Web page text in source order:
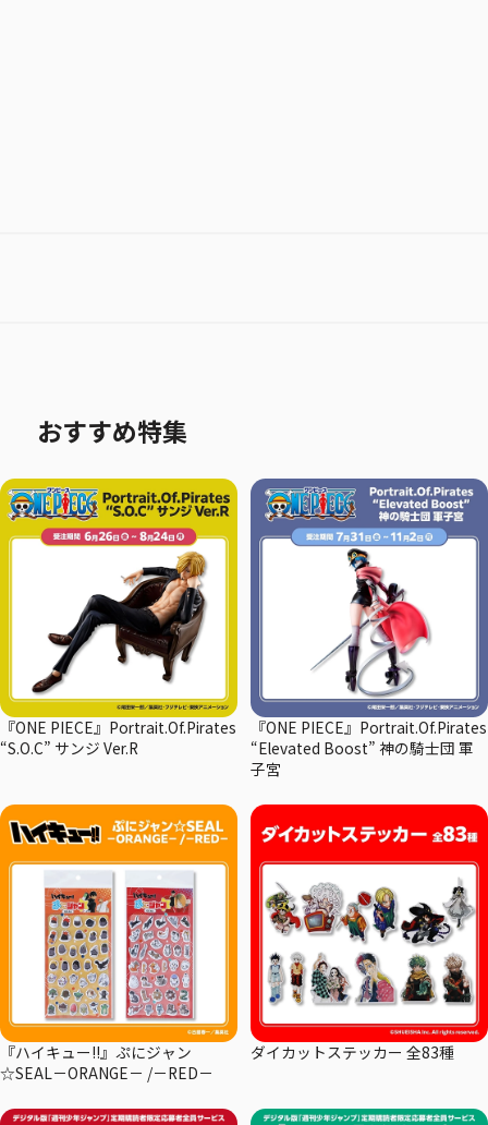
おすすめ特集
『ONE PIECE』Portrait.Of.Pirates
“S.O.C” サンジ Ver.R
『ONE PIECE』Portrait.Of.Pirates
“Elevated Boost” 神の騎士団 軍
子宮
『ハイキュー!!』ぷにジャン
☆SEAL－ORANGE－ /－RED－
ダイカットステッカー 全83種